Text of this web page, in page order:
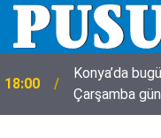
18:00
Konya’da
Çarşamba